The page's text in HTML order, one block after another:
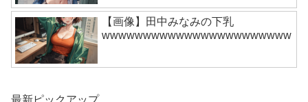
【画像】田中みなみの下乳
wwwwwwwwwwwwwwwwwwwwwww
最新ピックアップ